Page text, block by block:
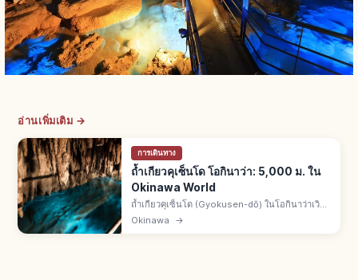
อ่านเพิ่มเติม →
การเดินทาง
ถ้ำเกียวคุเซ็นโด โอกินาว่า: 5,000 ม. ใน
Okinawa World
ถ้ำเกียวคุเซ็นโด (Gyokusen-dō) ในโอกินาว่าเวิลด์
เมืองนันโจ จ.โอกินาว่า ยาวรวม 5,000 ม. มีหินงอก
Okinawa →